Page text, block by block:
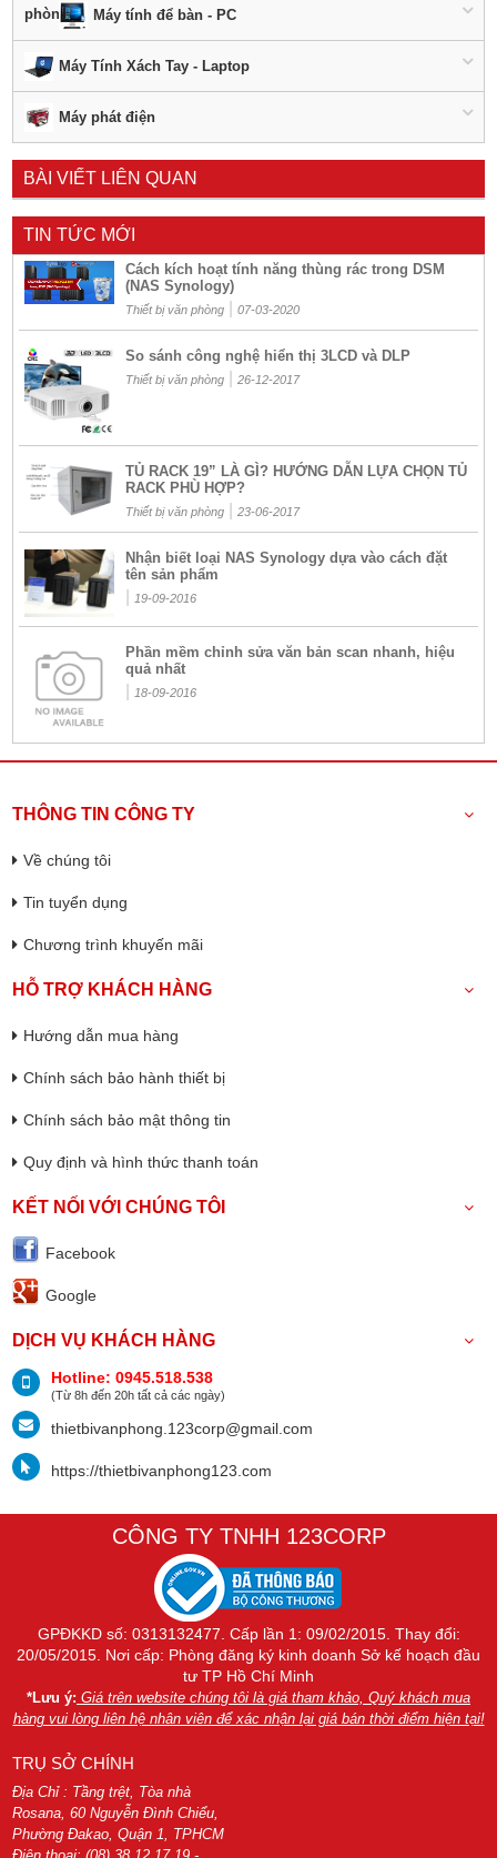
Máy tính để bàn - PC
Máy Tính Xách Tay - Laptop
Máy phát điện
BÀI VIẾT LIÊN QUAN
TIN TỨC MỚI
Cách kích hoạt tính năng thùng rác trong DSM
(NAS Synology)
Thiết bị văn phòng| 07-03-2020
So sánh công nghệ hiển thị 3LCD và DLP
Thiết bị văn phòng| 26-12-2017
TỦ RACK 19” LÀ GÌ? HƯỚNG DẪN LỰA CHỌN TỦ
RACK PHÙ HỢP?
Thiết bị văn phòng| 23-06-2017
Nhận biết loại NAS Synology dựa vào cách đặt
tên sản phẩm
19-09-2016
Phần mềm chỉnh sửa văn bản scan nhanh, hiệu
quả nhất
18-09-2016
THÔNG TIN CÔNG TY
Về chúng tôi
Tin tuyển dụng
Chương trình khuyến mãi
HỖ TRỢ KHÁCH HÀNG
Hướng dẫn mua hàng
Chính sách bảo hành thiết bị
Chính sách bảo mật thông tin
Quy định và hình thức thanh toán
KẾT NỐI VỚI CHÚNG TÔI
Facebook
Google
DỊCH VỤ KHÁCH HÀNG
Hotline: 0945.518.538
(Từ 8h đến 20h tất cả các ngày)
thietbivanphong.123corp@gmail.com
https://thietbivanphong123.com
CÔNG TY TNHH 123CORP
GPĐKKD số: 0313132477. Cấp lần 1: 09/02/2015. Thay đổi:
20/05/2015. Nơi cấp: Phòng đăng ký kinh doanh Sở kế hoạch đầu
tư TP Hồ Chí Minh
*Lưu ý: Giá trên website chúng tôi là giá tham khảo, Quý khách mua
hàng vui lòng liên hệ nhân viên để xác nhận lại giá bán thời điểm hiện tại!
TRỤ SỞ CHÍNH
Địa Chỉ : Tầng trệt, Tòa nhà
Rosana, 60 Nguyễn Đình Chiểu,
Phường Đakao, Quận 1, TPHCM